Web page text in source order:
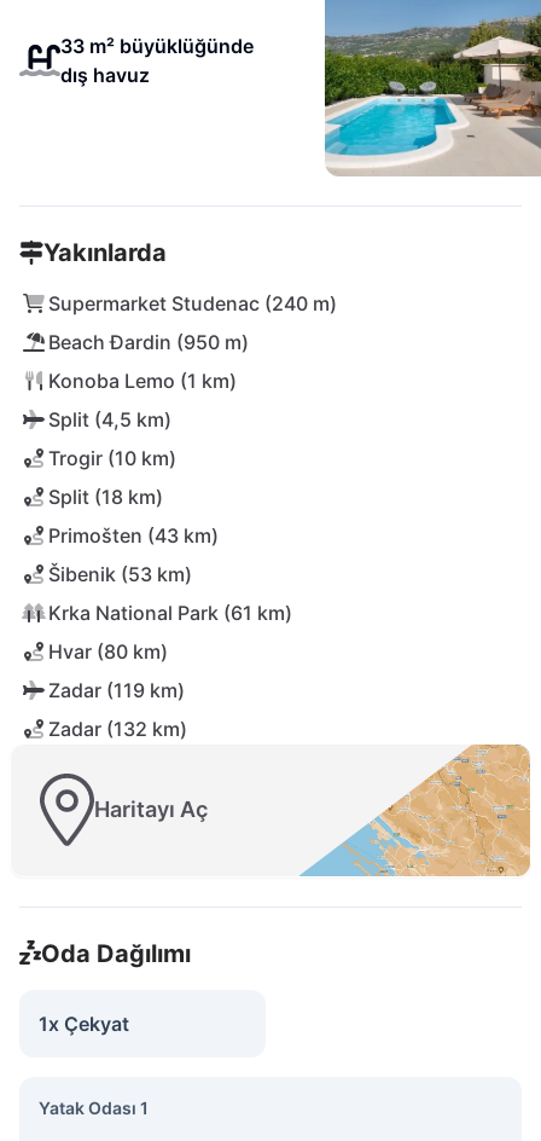
33 m² büyüklüğünde
dış havuz
Yakınlarda
Supermarket Studenac (240 m)
Beach Đardin (950 m)
Konoba Lemo (1 km)
Split (4,5 km)
Trogir (10 km)
Split (18 km)
Primošten (43 km)
Šibenik (53 km)
Krka National Park (61 km)
Hvar (80 km)
Zadar (119 km)
Zadar (132 km)
Haritayı Aç
Oda Dağılımı
1x Çekyat
Yatak Odası 1